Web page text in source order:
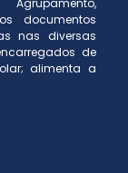
documentos
nas diversas
de
alimenta a